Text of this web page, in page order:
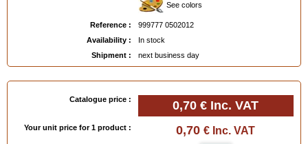
boxes of 100 units
See colors
Reference :
999777 0502012
Availability :
In stock
Shipment :
next business day
Catalogue price : 0,70 € Inc. VAT
Your unit price for 1 product : 0,70 € Inc. VAT